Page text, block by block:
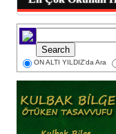
ON ALTI YILDIZ'da Ara